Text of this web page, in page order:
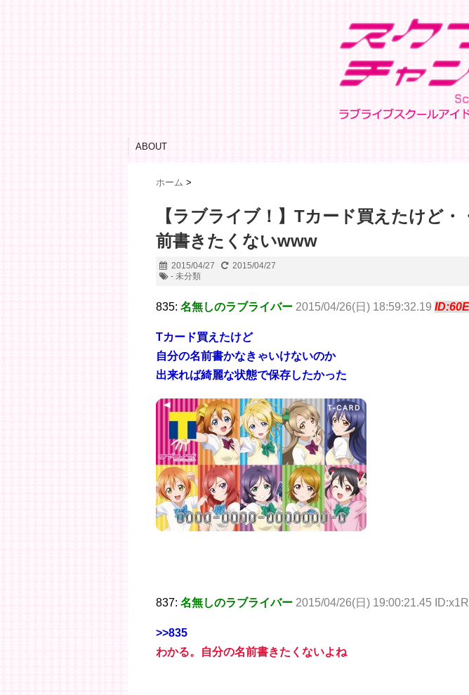
ABOUT
ホーム >
【ラブライブ！】Tカード買えたけど・
前書きたくないwww
2015/04/27
2015/04/27
- 未分類
835: 名無しのラブライバー 2015/04/26(日) 18:59:32.19
Tカード買えたけど
自分の名前書かなきゃいけないのか
出来れば綺麗な状態で保存したかった
837: 名無しのラブライバー 2015/04/26(日) 19:00:21.45
>>835
わかる。自分の名前書きたくないよね